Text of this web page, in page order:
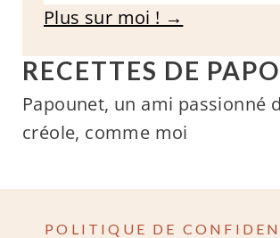
Plus sur moi ! →
RECETTES DE
Papounet, un ami passionné
créole, comme moi
POLITIQUE DE